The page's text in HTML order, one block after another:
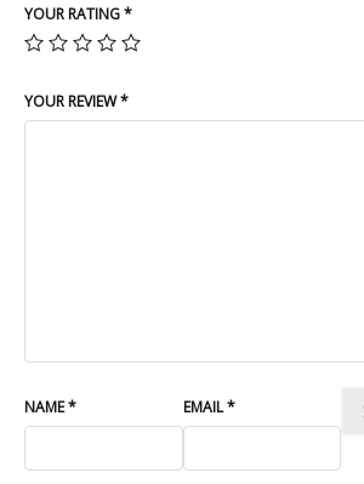
YOUR RATING*
YOUR REVIEW*
NAME* EMAIL*